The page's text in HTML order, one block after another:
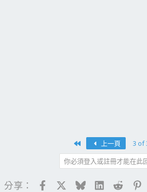
上一頁
3 of
你必須登入或註冊才能在此
分享： FacebookBlueskyLinkedIn
Reddit